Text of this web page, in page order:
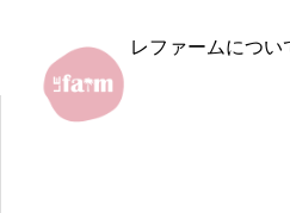
レファームについ